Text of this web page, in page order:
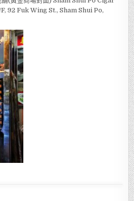
(黃金商場對面) Sham Shui Po Cigar
92 Fuk Wing St., Sham Shui Po,